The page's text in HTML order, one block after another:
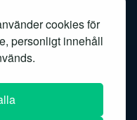
cookies för
personligt innehåll
embedding
recognition